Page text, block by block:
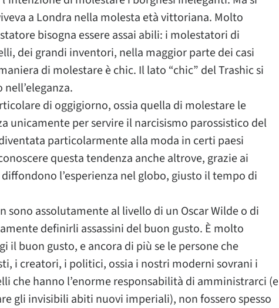
a Londra nella molesta età vittoriana. Molto
bisogna essere assai abili: i molestatori di
dei grandi inventori, nella maggior parte dei casi
di molestare è chic. Il lato “chic” del Trashic si
di oggigiorno, ossia quella di molestare le
unicamente per servire il narcisismo parossistico del
particolarmente alla moda in certi paesi
questa tendenza anche altrove, grazie ai
l’esperienza nel globo, giusto il tempo di
assolutamente al livello di un Oscar Wilde o di
definirli assassini del buon gusto. È molto
il buon gusto, e ancora di più se le persone che
i creatori, i politici, ossia i nostri moderni sovrani i
che hanno l’enorme responsabilità di amministrarci (e
gli invisibili abiti nuovi imperiali), non fossero spesso